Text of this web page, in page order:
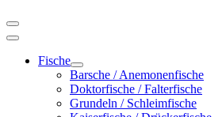
Fische
Barsche / Anemonenfische
Doktorfische / Falterfische
Grundeln / Schleimfische